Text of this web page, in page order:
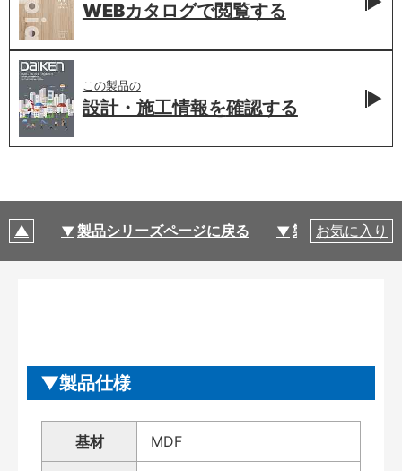
WEBカタログで閲覧する
この製品の
設計・施工情報を確認する
製品シリーズページに戻る 製品仕様
お気に入り
製品仕様
基材 MDF